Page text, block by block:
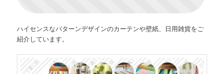
ハイセンスなパターンデザインのカーテンや壁紙、日用雑貨をご
紹介しています。